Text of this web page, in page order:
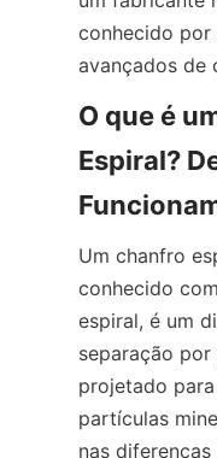
conhecido por
avançados de
O que é
Espiral?
Um chanfro
conhecido
espiral, é um
separação
projetado
partículas
nas